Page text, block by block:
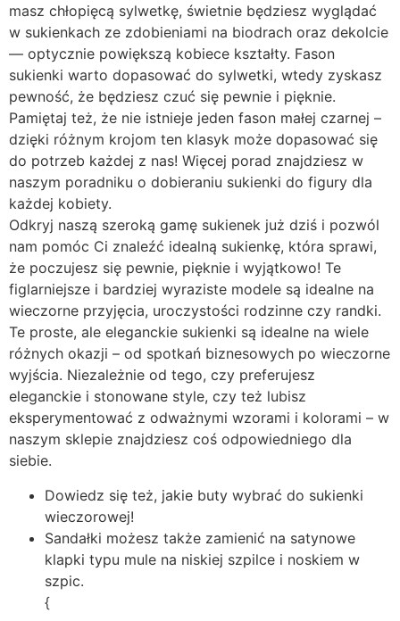
masz chłopięcą sylwetkę, świetnie będziesz wyglądać
w sukienkach ze zdobieniami na biodrach oraz dekolcie
— optycznie powiększą kobiece kształty. Fason
sukienki warto dopasować do sylwetki, wtedy zyskasz
pewność, że będziesz czuć się pewnie i pięknie.
Pamiętaj też, że nie istnieje jeden fason małej czarnej –
dzięki różnym krojom ten klasyk może dopasować się
do potrzeb każdej z nas! Więcej porad znajdziesz w
naszym poradniku o dobieraniu sukienki do figury dla
każdej kobiety.
Odkryj naszą szeroką gamę sukienek już dziś i pozwól
nam pomóc Ci znaleźć idealną sukienkę, która sprawi,
że poczujesz się pewnie, pięknie i wyjątkowo! Te
figlarniejsze i bardziej wyraziste modele są idealne na
wieczorne przyjęcia, uroczystości rodzinne czy randki.
Te proste, ale eleganckie sukienki są idealne na wiele
różnych okazji – od spotkań biznesowych po wieczorne
wyjścia. Niezależnie od tego, czy preferujesz
eleganckie i stonowane style, czy też lubisz
eksperymentować z odważnymi wzorami i kolorami – w
naszym sklepie znajdziesz coś odpowiedniego dla
siebie.
Dowiedz się też, jakie buty wybrać do sukienki
wieczorowej!
Sandałki możesz także zamienić na satynowe
klapki typu mule na niskiej szpilce i noskiem w
szpic.
{